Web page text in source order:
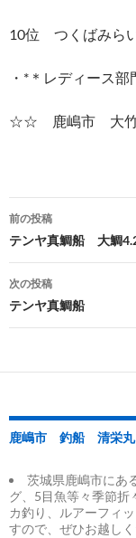
10位 つくばみら
・*＊レディース部
☆☆ 鹿嶋市 大
投
稿
ナ
ビ
ゲ
ー
ョ
前の投稿
テンヤ真鯛船 大鯛
次の投稿
テンヤ真鯛船
鹿嶋市 釣船 清栄丸
茨城県鹿嶋市にあ
グ、5目魚等々季節折
カ釣り、ルアーフィ
すので、ぜひお越しく